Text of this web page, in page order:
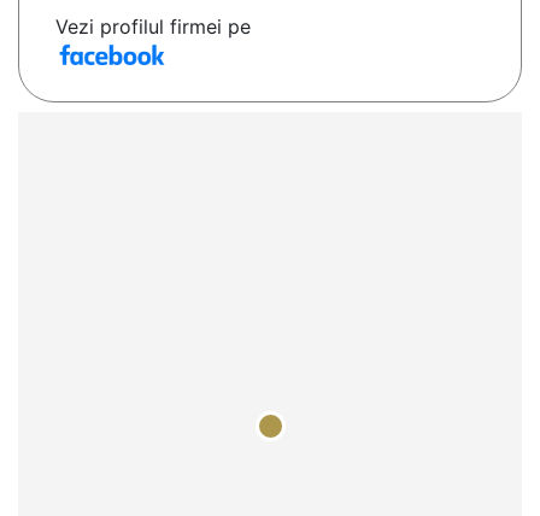
Vezi profilul firmei pe